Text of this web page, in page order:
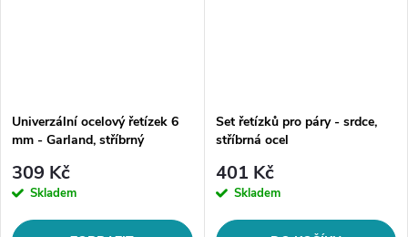
Univerzální ocelový řetízek 6
mm - Garland, stříbrný
309 Kč
Skladem
Set řetízků pro páry - srdce,
stříbrná ocel
401 Kč
Skladem